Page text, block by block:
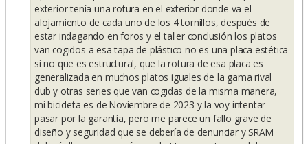
exterior tenía una rotura en el exterior donde va el
alojamiento de cada uno de los 4 tornillos, después de
estar indagando en foros y el taller conclusión los platos
van cogidos a esa tapa de plástico no es una placa estética
si no que es estructural, que la rotura de esa placa es
generalizada en muchos platos iguales de la gama rival
dub y otras series que van cogidas de la misma manera,
mi bicicleta es de Noviembre de 2023 y la voy intentar
pasar por la garantía, pero me parece un fallo grave de
diseño y seguridad que se debería de denunciar y SRAM